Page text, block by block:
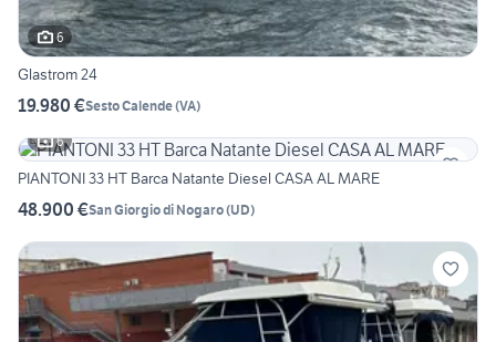
6
Glastrom 24
19.980 €Sesto Calende(VA)
6
PIANTONI 33 HT Barca Natante Diesel CASA AL MARE
48.900 €San Giorgio di Nogaro(UD)